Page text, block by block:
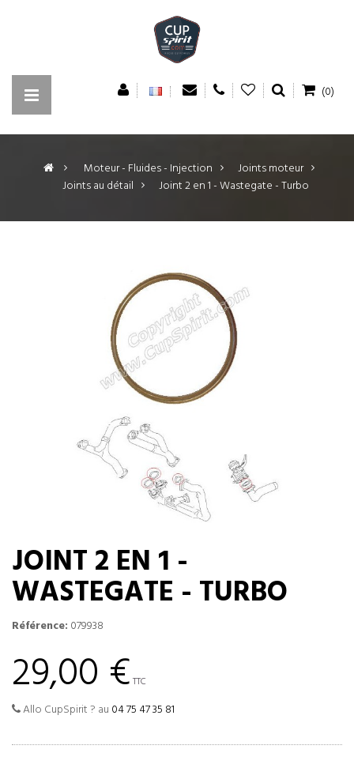
(0)
> Moteur - Fluides - Injection >
Joints moteur
Joints au détail > Joint 2 en 1 - Wastegate - Turbo
JOINT 2 EN 1 -
WASTEGATE - TURBO
Référence: 079938
29,00 € TTC
Allo CupSpirit ? au 04 75 47 35 81